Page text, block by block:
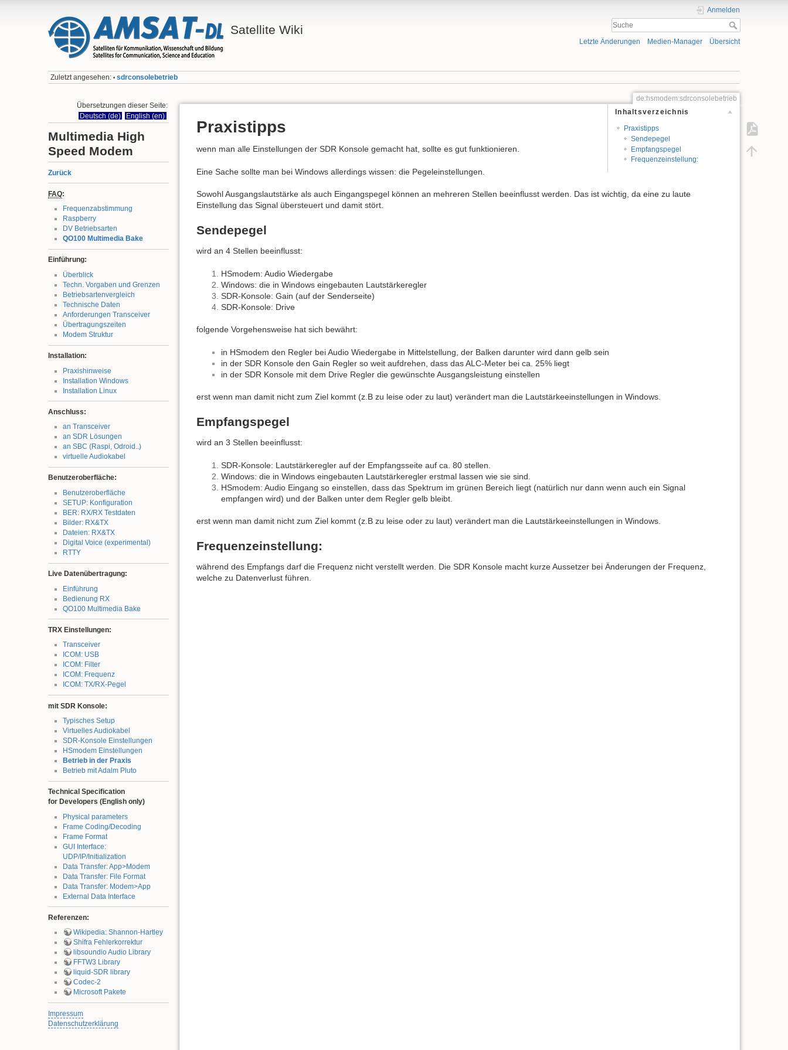
Satellite Wiki
Anmelden
Letzte Änderungen Medien-Manager Übersicht
Zuletzt angesehen: • sdrconsolebetrieb
Übersetzungen dieser Seite:
Deutsch (de)
English (en)
Multimedia High
Speed Modem
Zurück
FAQ:
Frequenzabstimmung
Raspberry
DV Betriebsarten
QO100 Multimedia Bake
Einführung:
Überblick
Techn. Vorgaben und Grenzen
Betriebsartenvergleich
Technische Daten
Anforderungen Transceiver
Übertragungszeiten
Modem Struktur
Installation:
Praxishinweise
Installation Windows
Installation Linux
Anschluss:
an Transceiver
an SDR Lösungen
an SBC (Raspi, Odroid..)
virtuelle Audiokabel
Benutzeroberfläche:
Benutzeroberfläche
SETUP: Konfiguration
BER: RX/RX Testdaten
Bilder: RX&TX
Dateien: RX&TX
Digital Voice (experimental)
RTTY
Live Datenübertragung:
Einführung
Bedienung RX
QO100 Multimedia Bake
TRX Einstellungen:
Transceiver
ICOM: USB
ICOM: Filter
ICOM: Frequenz
ICOM: TX/RX-Pegel
mit SDR Konsole:
Typisches Setup
Virtuelles Audiokabel
SDR-Konsole Einstellungen
HSmodem Einstellungen
Betrieb in der Praxis
Betrieb mit Adalm Pluto
Technical Specification
for Developers (English only)
Physical parameters
Frame Coding/Decoding
Frame Format
GUI Interface:
UDP/IP/Initialization
Data Transfer: App>Modem
Data Transfer: File Format
Data Transfer: Modem>App
External Data Interface
Referenzen:
Wikipedia: Shannon-Hartley
Shifra Fehlerkorrektur
libsoundio Audio Library
FFTW3 Library
liquid-SDR library
Codec-2
Microsoft Pakete
Impressum
Datenschutzerklärung
de:hsmodem:sdrconsolebetrieb
Inhaltsverzeichnis
Praxistipps
Sendepegel
Empfangspegel
Frequenzeinstellung:
Praxistipps
wenn man alle Einstellungen der SDR Konsole gemacht hat, sollte es gut funktionieren.
Eine Sache sollte man bei Windows allerdings wissen: die Pegeleinstellungen.
Sowohl Ausgangslautstärke als auch Eingangspegel können an mehreren Stellen beeinflusst werden. Das ist wichtig, da eine zu laute
Einstellung das Signal übersteuert und damit stört.
Sendepegel
wird an 4 Stellen beeinflusst:
HSmodem: Audio Wiedergabe
Windows: die in Windows eingebauten Lautstärkeregler
SDR-Konsole: Gain (auf der Senderseite)
SDR-Konsole: Drive
folgende Vorgehensweise hat sich bewährt:
in HSmodem den Regler bei Audio Wiedergabe in Mittelstellung, der Balken darunter wird dann gelb sein
in der SDR Konsole den Gain Regler so weit aufdrehen, dass das ALC-Meter bei ca. 25% liegt
in der SDR Konsole mit dem Drive Regler die gewünschte Ausgangsleistung einstellen
erst wenn man damit nicht zum Ziel kommt (z.B zu leise oder zu laut) verändert man die Lautstärkeeinstellungen in Windows.
Empfangspegel
wird an 3 Stellen beeinflusst:
SDR-Konsole: Lautstärkeregler auf der Empfangsseite auf ca. 80 stellen.
Windows: die in Windows eingebauten Lautstärkeregler erstmal lassen wie sie sind.
HSmodem: Audio Eingang so einstellen, dass das Spektrum im grünen Bereich liegt (natürlich nur dann wenn auch ein Signal
empfangen wird) und der Balken unter dem Regler gelb bleibt.
erst wenn man damit nicht zum Ziel kommt (z.B zu leise oder zu laut) verändert man die Lautstärkeeinstellungen in Windows.
Frequenzeinstellung:
während des Empfangs darf die Frequenz nicht verstellt werden. Die SDR Konsole macht kurze Aussetzer bei Änderungen der Frequenz,
welche zu Datenverlust führen.